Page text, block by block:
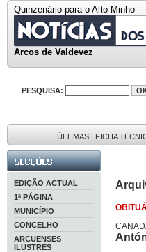
Quinzenário para o Alto Minho
Arcos de Valdevez
PESQUISA:
ÚLTIMAS | FICHA
EDIÇÃO ACTUAL
1ª PÁGINA
MUNICÍPIO
CONCELHO
ARCUENSES
ILUSTRES